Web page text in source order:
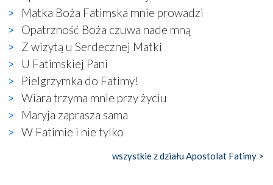
wyjętą ze starożytnych hieroglifów? W kulturowym
kontekście naszych czasów to raczej karykatura niż godny
wizerunek Zbawiciela…
Zatem nawet w bezpośrednim otoczeniu sanktuarium
naocznie przekonaliśmy się, że wewnątrz Kościoła toczy
się ogromna walka o kształt katolicyzmu i o serca
wierzących. Do czego to zmaganie może prowadzić,
widzieliśmy w urokliwym, niewielkim mieście Obidos,
gdzie w miejscu dawnego kościoła działa dzisiaj…
księgarnia.
Nasze pielgrzymkowe wyprawy, których celem były
Matka Boża Fatimska mnie prowadzi
Opatrzność Boża czuwa nade mną
Z wizytą u Serdecznej Matki
U Fatimskiej Pani
Pielgrzymka do Fatimy!
Wiara trzyma mnie przy życiu
Maryja zaprasza sama
W Fatimie i nie tylko
wszystkie z działu Apostolat Fatimy >